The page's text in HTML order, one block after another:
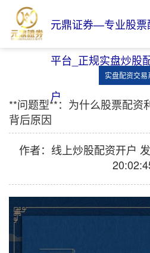
元鼎证券—专业股票
平台_正规实盘炒股
户
实盘配资交易
**问题型**：为什么股票配资
背后原因
作者：线上炒股配资开户